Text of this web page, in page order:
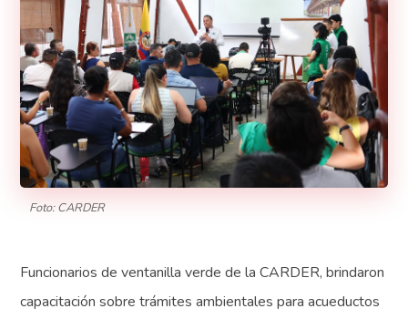
Foto: CARDER
Funcionarios de ventanilla verde de la CARDER, brindaron
capacitación sobre trámites ambientales para acueductos